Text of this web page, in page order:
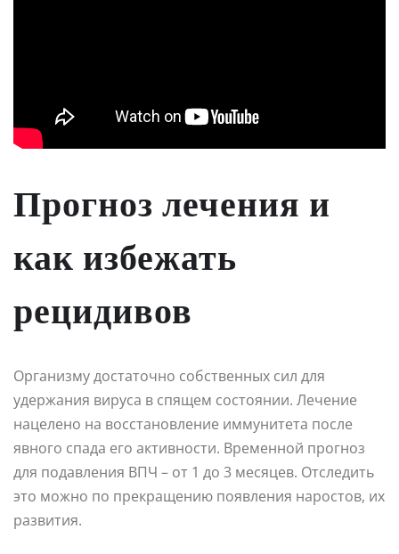
Прогноз лечения и
как избежать
рецидивов
Организму достаточно собственных сил для
удержания вируса в спящем состоянии. Лечение
нацелено на восстановление иммунитета после
явного спада его активности. Временной прогноз
для подавления ВПЧ – от 1 до 3 месяцев. Отследить
это можно по прекращению появления наростов, их
развития.